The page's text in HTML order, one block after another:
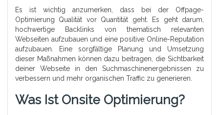
Es ist wichtig anzumerken, dass bei der Offpage-
Optimierung Qualität vor Quantität geht. Es geht darum,
hochwertige Backlinks von thematisch relevanten
Webseiten aufzubauen und eine positive Online-Reputation
aufzubauen. Eine sorgfältige Planung und Umsetzung
dieser Maßnahmen können dazu beitragen, die Sichtbarkeit
deiner Webseite in den Suchmaschinenergebnissen zu
verbessern und mehr organischen Traffic zu generieren.
Was Ist Onsite Optimierung?